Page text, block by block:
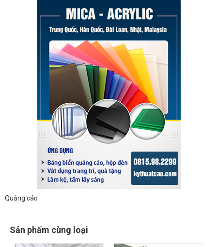
Quảng cáo
Sản phẩm cùng loại